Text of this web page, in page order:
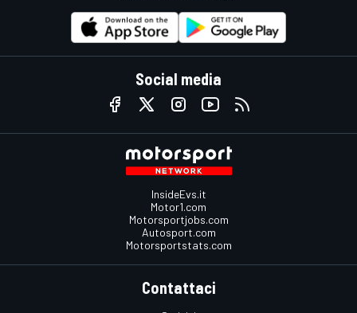
Social media
InsideEvs.it
Motor1.com
Motorsportjobs.com
Autosport.com
Motorsportstats.com
Contattaci